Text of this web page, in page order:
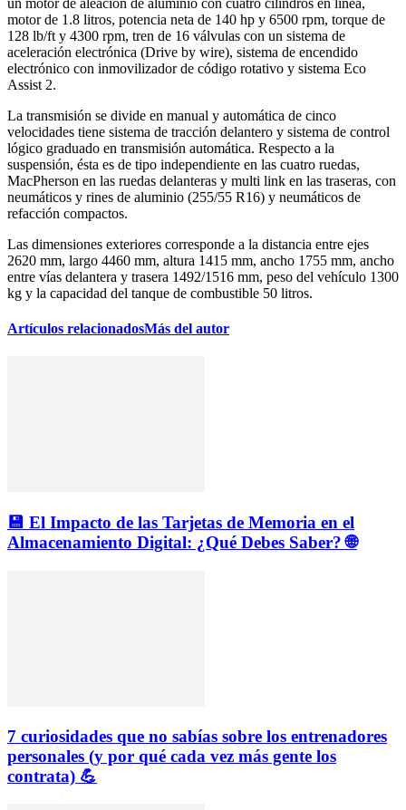
motor de 1.8 litros, potencia neta de 140 hp y 6500 rpm, torque de
128 lb/ft y 4300 rpm, tren de 16 válvulas con un sistema de
aceleración electrónica (Drive by wire), sistema de encendido
electrónico con inmovilizador de código rotativo y sistema Eco
Assist 2.
La transmisión se divide en manual y automática de cinco
velocidades tiene sistema de tracción delantero y sistema de control
lógico graduado en transmisión automática. Respecto a la
suspensión, ésta es de tipo independiente en las cuatro ruedas,
MacPherson en las ruedas delanteras y multi link en las traseras, con
neumáticos y rines de aluminio (255/55 R16) y neumáticos de
refacción compactos.
Las dimensiones exteriores corresponde a la distancia entre ejes
2620 mm, largo 4460 mm, altura 1415 mm, ancho 1755 mm, ancho
entre vías delantera y trasera 1492/1516 mm, peso del vehículo 1300
kg y la capacidad del tanque de combustible 50 litros.
Artículos relacionadosMás del autor
💾 El Impacto de las Tarjetas de Memoria en el
Almacenamiento Digital: ¿Qué Debes Saber? 🌐
7 curiosidades que no sabías sobre los entrenadores
personales (y por qué cada vez más gente los
contrata) 💪